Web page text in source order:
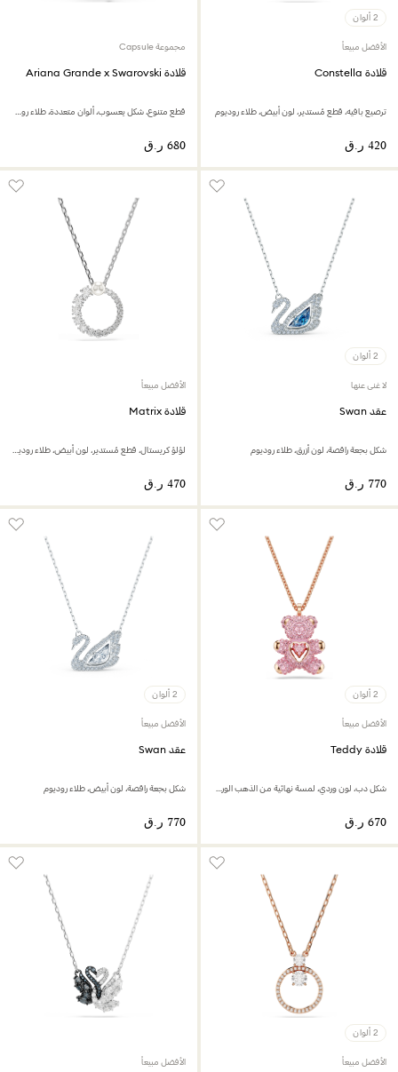
2 ألوان
الأفضل مبيعاً
قلادة Constella
ترصيع بافيه، قطع مُستدير، لون أبيض، طلاء روديوم
مجموعة Capsule
قلادة Ariana Grande x Swarovski
قطع متنوع، شكل يعسوب، ألوان متعددة، طلاء روديوم
2 ألوان
لا غنى عنها
عقد Swan
شكل بجعة راقصة، لون أزرق، طلاء روديوم
الأفضل مبيعاً
قلادة Matrix
لؤلؤ كريستال، قطع مُستدير، لون أبيض، طلاء روديوم
2 ألوان
الأفضل مبيعاً
قلادة Teddy
شكل دب، لون وردي، لمسة نهائية من الذهب الوردي عيار 18 قيراط
2 ألوان
الأفضل مبيعاً
عقد Swan
شكل بجعة راقصة، لون أبيض، طلاء روديوم
2 ألوان
الأفضل مبيعاً الأفضل مبيعاً